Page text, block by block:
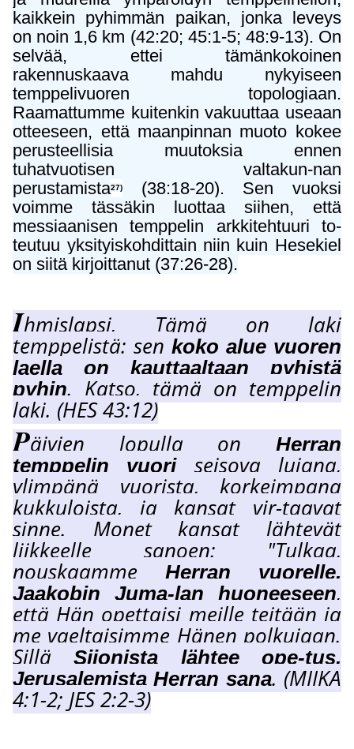
kaikkein pyhimmän paikan, jonka leveys
on noin 1,6 km (42:20; 45:1-5; 48:9-13). On
selvää, ettei tämänkokoinen
rakennuskaava mahdu nykyiseen
temppelivuoren topologiaan.
Raamattumme kuitenkin vakuuttaa useaan
otteeseen, että maanpinnan muoto kokee
perusteellisia muutoksia ennen
tuhatvuotisen valtakun-nan
perustamista27) (38:18-20). Sen vuoksi
voimme tässäkin luottaa siihen, että
messiaanisen temppelin arkkitehtuuri to-
teutuu yksityiskohdittain niin kuin Hesekiel
on siitä kirjoittanut (37:26-28).
Ihmislapsi, Tämä on laki
temppelistä: sen koko alue vuoren
laella on kauttaaltaan pyhistä
pyhin. Katso, tämä on temppelin
laki. (HES 43:12)
Päivien lopulla on
Herran
temppelin vuoriseisova lujana,
ylimpänä vuorista, korkeimpana
kukkuloista, ja kansat vir-taavat
sinne. Monet kansat lähtevät
liikkeelle sanoen: "Tulkaa,
nouskaamme Herran vuorelle,
Jaakobin Juma-lan huoneeseen,
että Hän opettaisi meille teitään ja
me vaeltaisimme Hänen polkujaan.
SilläSiionista lähtee ope-tus,
Jerusalemista Herran sana. (MIIKA
4:1-2; JES 2:2-3)